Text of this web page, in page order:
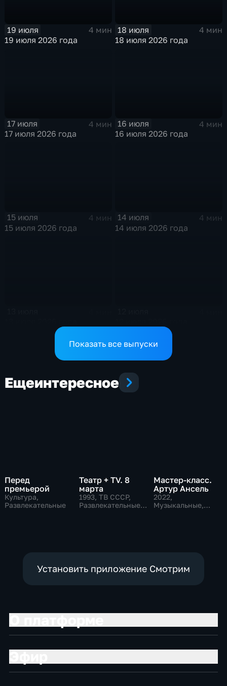
19 июля
4 мин
19 июля 2026 года
18 июля
4 мин
18 июля 2026 года
17 июля
4 мин
17 июля 2026 года
16 июля
4 мин
16 июля 2026 года
15 июля
4 мин
15 июля 2026 года
14 июля
4 мин
14 июля 2026 года
Показать все выпуски
Ещеинтересное
Перед
премьерой
Культура,
Развлекательные
Театр + TV. 8
марта
1993, ТВ СССР,
Развлекательные,
Мастер-класс.
Артур Ансель
2022,
Музыкальные,
Установить приложение Смотрим